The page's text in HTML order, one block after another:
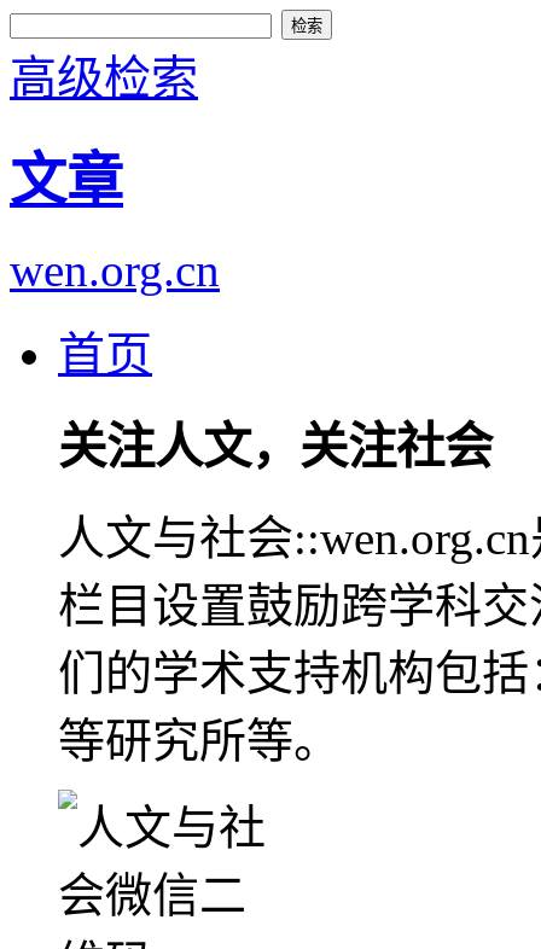
高级检索
文章
wen.org.cn
首页
关注人文，关注社会
人文与社会
栏目设置鼓励跨学科
们的学术支持机构包
等研究所等。